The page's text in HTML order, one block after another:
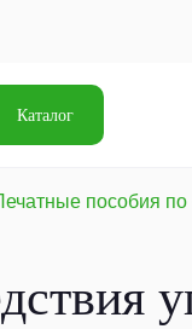
Каталог
пособия по